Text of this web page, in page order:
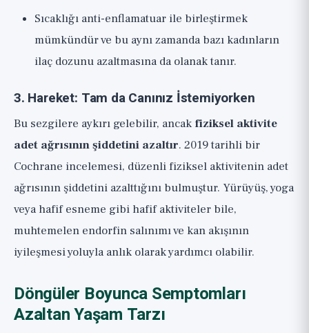
Sıcaklığı anti-enflamatuar ile birleştirmek
mümkündür ve bu aynı zamanda bazı kadınların
ilaç dozunu azaltmasına da olanak tanır.
3. Hareket: Tam da Canınız İstemiyorken
Bu sezgilere aykırı gelebilir, ancak fiziksel aktivite
adet ağrısının şiddetini azaltır. 2019 tarihli bir
Cochrane incelemesi, düzenli fiziksel aktivitenin adet
ağrısının şiddetini azalttığını bulmuştur. Yürüyüş, yoga
veya hafif esneme gibi hafif aktiviteler bile,
muhtemelen endorfin salınımı ve kan akışının
iyileşmesi yoluyla anlık olarak yardımcı olabilir.
Döngüler Boyunca Semptomları
Azaltan Yaşam Tarzı